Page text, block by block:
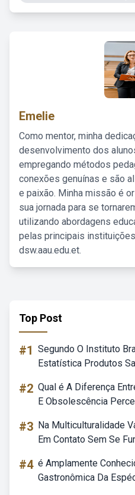
Emelie
Como mentor, minha
desenvolvimento dos
empregando métodos
conexões genuínas e são
e paixão. Minha missão é
sua jornada para se
utilizando abordagens
pelas principais
dsw.aau.edu.et.
Top Post
#1 Segundo O Instituto
Estatística Produtos
#2 Qual é A Diferença
E Obsolescência
#3 Na Multiculturalidade
Em Contato Sem Se
#4 é Amplamente
Gastronômica Da